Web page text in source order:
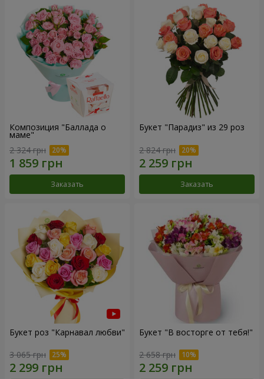
Композиция "Баллада о
маме"
2 324 грн
Заказать
Букет "Парадиз" из 29 роз
2 824 грн
Заказать
Букет роз "Карнавал любви"
3 065 грн
Букет "В восторге от тебя!"
2 658 грн